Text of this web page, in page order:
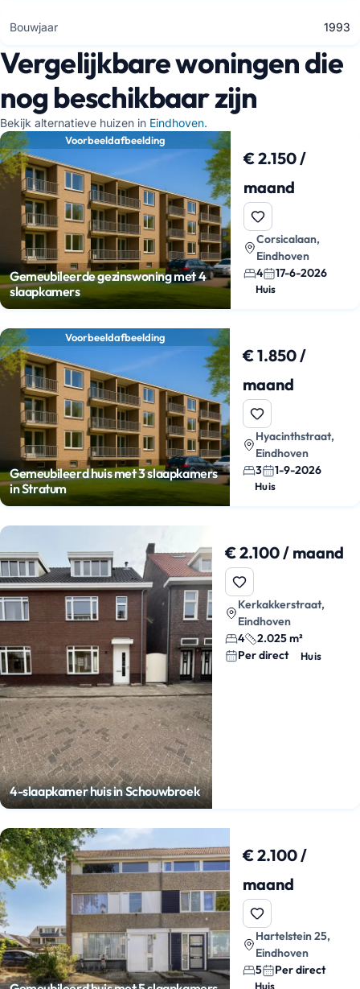
Bouwjaar 1993
Vergelijkbare woningen die
nog beschikbaar zijn
Bekijk alternatieve huizen in Eindhoven.
Voorbeeldafbeelding
Gemeubileerde gezinswoning met 4
slaapkamers
€ 2.150 /
maand
Corsicalaan,
Eindhoven
4
17-6-2026
Huis
Voorbeeldafbeelding
Gemeubileerd huis met 3 slaapkamers
in Stratum
€ 1.850 /
maand
Hyacinthstraat,
Eindhoven
3
1-9-2026
Huis
4-slaapkamer huis in Schouwbroek
€ 2.100 / maand
Kerkakkerstraat,
Eindhoven
4
2.025 m²
Per direct
Huis
€ 2.100 /
maand
Hartelstein 25,
Eindhoven
5
Per direct
Huis